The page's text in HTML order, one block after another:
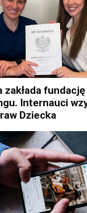
zakłada
Internauci
Dziecka